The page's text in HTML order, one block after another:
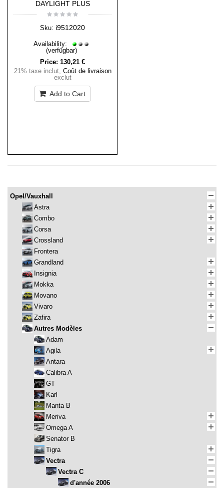
DAYLIGHT PLUS
Sku: i9512020
Availability:
(verfügbar)
Price: 130,21 €
21% taxe inclut, Coût de livraison
exclut
Add to Cart
Opel/Vauxhall
Astra
Combo
Corsa
Crossland
Frontera
Grandland
Insignia
Mokka
Movano
Vivaro
Zafira
Autres Modèles
Adam
Agila
Antara
Calibra A
GT
Karl
Manta B
Meriva
Omega A
Senator B
Tigra
Vectra
Vectra C
d'année 2006